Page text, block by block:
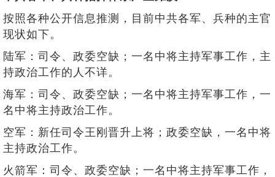
按照各种公开信息推测，目前中共各军、兵种的主官
现状如下。
陆军：司令、政委空缺；一名中将主持军事工作，主
持政治工作的人不详。
海军：司令、政委空缺；一名中将主持军事工作，一
名中将主持政治工作。
空军：新任司令王刚晋升上将；政委空缺，一名中将
主持政治工作。
火箭军：司令、政委空缺；一名中将主持军事工作，